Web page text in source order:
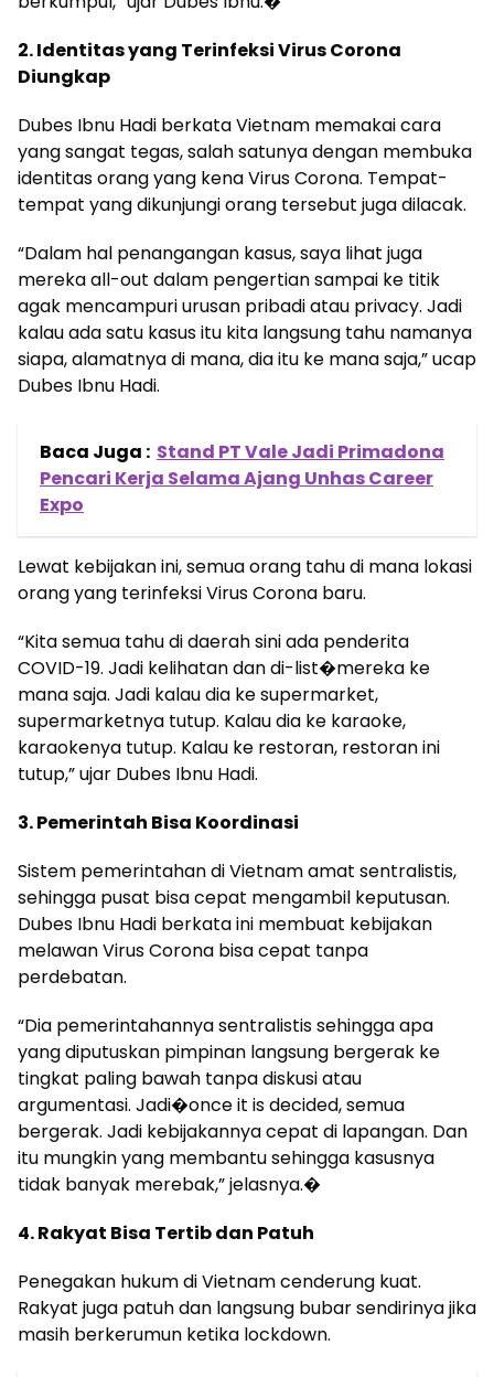
2. Identitas yang Terinfeksi Virus Corona
Diungkap
Dubes Ibnu Hadi berkata Vietnam memakai cara
yang sangat tegas, salah satunya dengan membuka
identitas orang yang kena Virus Corona. Tempat-
tempat yang dikunjungi orang tersebut juga dilacak.
“Dalam hal penangangan kasus, saya lihat juga
mereka all-out dalam pengertian sampai ke titik
agak mencampuri urusan pribadi atau privacy. Jadi
kalau ada satu kasus itu kita langsung tahu namanya
siapa, alamatnya di mana, dia itu ke mana saja,” ucap
Dubes Ibnu Hadi.
Baca Juga : Stand PT Vale Jadi Primadona
Pencari Kerja Selama Ajang Unhas Career
Expo
Lewat kebijakan ini, semua orang tahu di mana lokasi
orang yang terinfeksi Virus Corona baru.
“Kita semua tahu di daerah sini ada penderita
COVID-19. Jadi kelihatan dan di-list�mereka ke
mana saja. Jadi kalau dia ke supermarket,
supermarketnya tutup. Kalau dia ke karaoke,
karaokenya tutup. Kalau ke restoran, restoran ini
tutup,” ujar Dubes Ibnu Hadi.
3. Pemerintah Bisa Koordinasi
Sistem pemerintahan di Vietnam amat sentralistis,
sehingga pusat bisa cepat mengambil keputusan.
Dubes Ibnu Hadi berkata ini membuat kebijakan
melawan Virus Corona bisa cepat tanpa
perdebatan.
“Dia pemerintahannya sentralistis sehingga apa
yang diputuskan pimpinan langsung bergerak ke
tingkat paling bawah tanpa diskusi atau
argumentasi. Jadi�once it is decided, semua
bergerak. Jadi kebijakannya cepat di lapangan. Dan
itu mungkin yang membantu sehingga kasusnya
tidak banyak merebak,” jelasnya.�
4. Rakyat Bisa Tertib dan Patuh
Penegakan hukum di Vietnam cenderung kuat.
Rakyat juga patuh dan langsung bubar sendirinya jika
masih berkerumun ketika lockdown.